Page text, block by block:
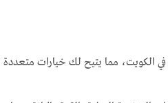
في الكويت، مما يتيح لك خيارات متعددة